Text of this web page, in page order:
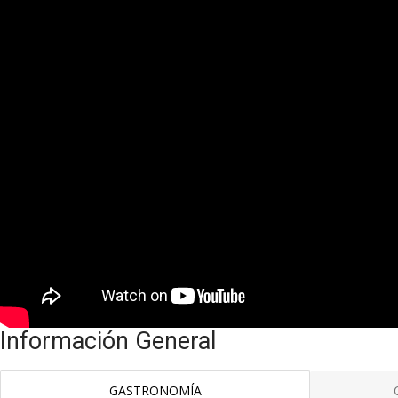
Información General
GASTRONOMÍA